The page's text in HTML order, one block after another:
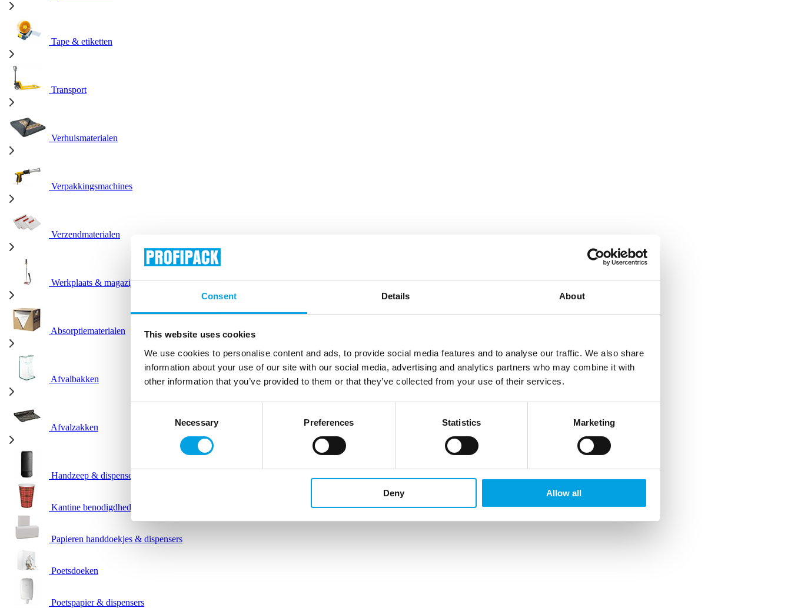
Consent Details About
This website uses cookies
We use cookies to personalise content and ads, to provide social media features and to analyse our traffic. We also share
information about your use of our site with our social media, advertising and analytics partners who may combine it with
other information that you’ve provided to them or that they’ve collected from your use of their services.
Necessary Preferences Statistics Marketing
Deny Allow all
Tape & etiketten
Transport
Verhuismaterialen
Verpakkingsmachines
Verzendmaterialen
Werkplaats & magazijn
Absorptiematerialen
Afvalbakken
Afvalzakken
Handzeep & dispensers
Kantine benodigdheden
Papieren handdoekjes & dispensers
Poetsdoeken
Poetspapier & dispensers